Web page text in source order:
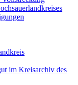
im Kreisarchiv des